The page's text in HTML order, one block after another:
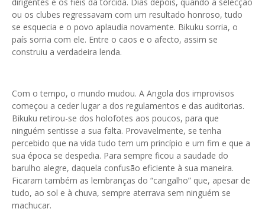
ou os clubes regressavam com um resultado honroso, tudo
se esquecia e o povo aplaudia novamente. Bikuku sorria, o
país sorria com ele. Entre o caos e o afecto, assim se
construiu a verdadeira lenda.
Com o tempo, o mundo mudou. A Angola dos improvisos
começou a ceder lugar a dos regulamentos e das auditorias.
Bikuku retirou-se dos holofotes aos poucos, para que
ninguém sentisse a sua falta. Provavelmente, se tenha
percebido que na vida tudo tem um princípio e um fim e que a
sua época se despedia. Para sempre ficou a saudade do
barulho alegre, daquela confusão eficiente à sua maneira.
Ficaram também as lembranças do “cangalho” que, apesar de
tudo, ao sol e à chuva, sempre aterrava sem ninguém se
machucar.